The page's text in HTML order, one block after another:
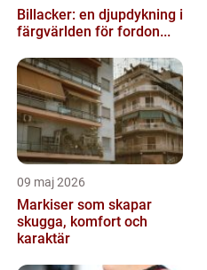
Billacker: en djupdykning i
färgvärlden för fordon...
09 maj 2026
Markiser som skapar
skugga, komfort och
karaktär